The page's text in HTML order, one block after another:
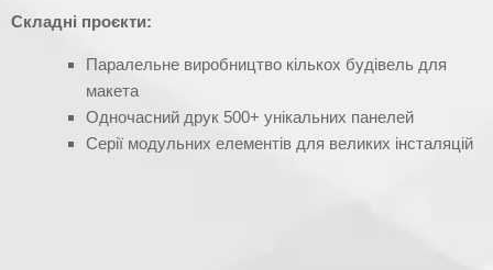
Складні проєкти:
Паралельне виробництво кількох будівель для
макета
Одночасний друк 500+ унікальних панелей
Серії модульних елементів для великих інсталяцій